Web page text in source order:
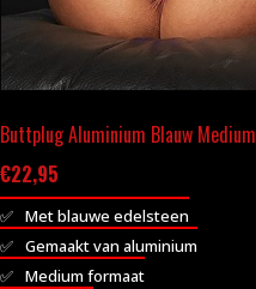
Buttplug Aluminium Blauw Medium
€22,95
Met blauwe edelsteen
Gemaakt van aluminium
Medium formaat